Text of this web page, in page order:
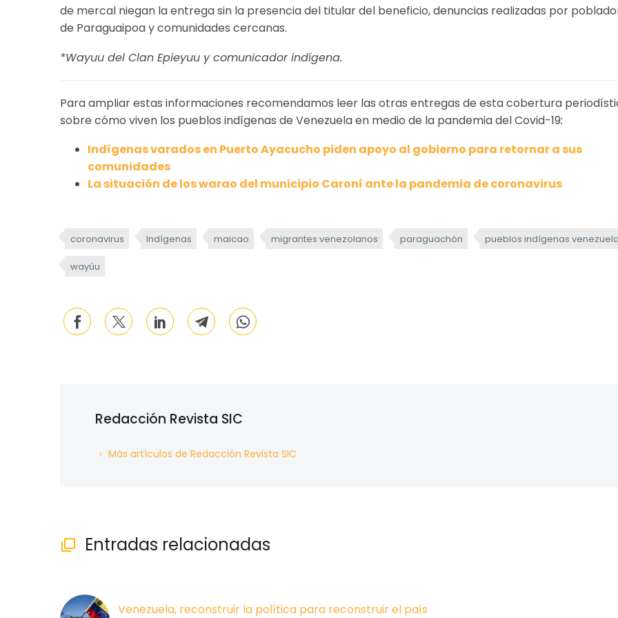
de mercal niegan la entrega sin la presencia del titular del beneficio, denuncias realizadas por
de Paraguaipoa y comunidades cercanas.
*Wayuu del Clan Epieyuu y comunicador indígena.
Para ampliar estas informaciones recomendamos leer las otras entregas de esta cobertura
sobre cómo viven los pueblos indígenas de Venezuela en medio de la pandemia del Covid-19:
Indígenas varados en Puerto Ayacucho piden apoyo al gobierno para retornar a sus
comunidades
La situación de los warao del municipio Caroní ante la pandemia de coronavirus
coronavirus Indígenas maicao migrantes venezolanos paraguachón pueblos indígenas venezuela
wayúu
Redacción Revista SIC
Más artículos de Redacción Revista SIC
 Entradas relacionadas
Venezuela, reconstruir la política para reconstruir el país